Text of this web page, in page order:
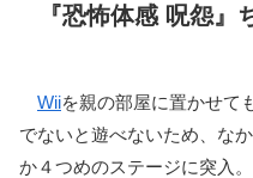
『恐怖体感 呪怨』
Wiiを親の部屋に置かせて
でないと遊べないため、な
か４つめのステージに突入。